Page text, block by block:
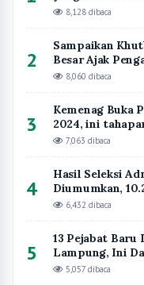
8,128 dibaca
2
Sampaikan
Besar Ajak
Berlandaskan
8,060 dibaca
3
Kemenag Buka
2024, ini
7,063 dibaca
4
Hasil Seleksi
Diumumkan,
Kemenag
6,432 dibaca
5
13 Pejabat
Lampung, Ini
5,057 dibaca